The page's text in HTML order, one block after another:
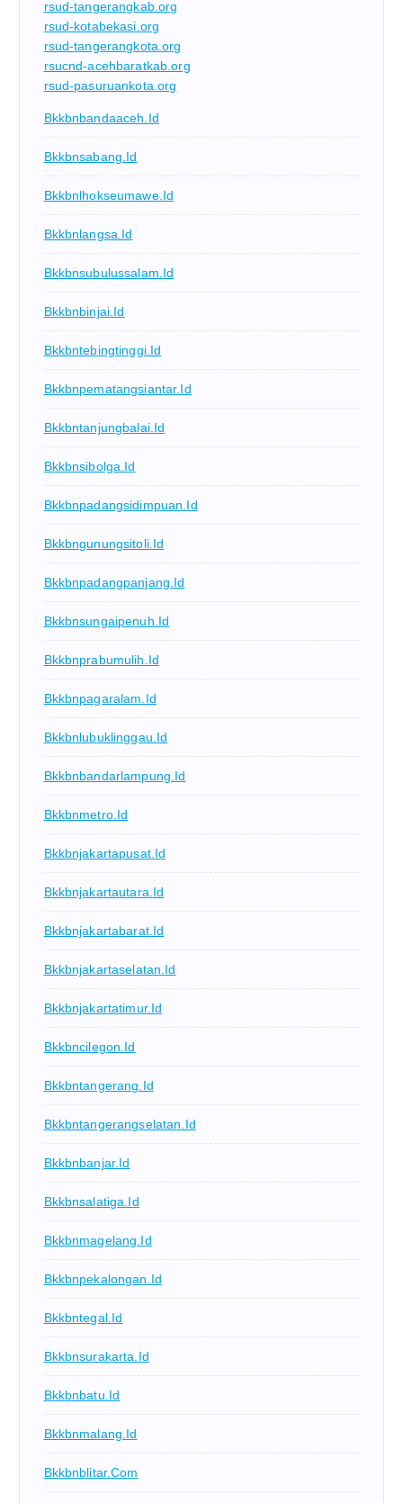
rsud-tangerangkab.org
rsud-kotabekasi.org
rsud-tangerangkota.org
rsucnd-acehbaratkab.org
rsud-pasuruankota.org
Bkkbnbandaaceh.id
Bkkbnsabang.id
Bkkbnlhokseumawe.id
Bkkbnlangsa.id
Bkkbnsubulussalam.id
Bkkbnbinjai.id
Bkkbntebingtinggi.id
Bkkbnpematangsiantar.id
Bkkbntanjungbalai.id
Bkkbnsibolga.id
Bkkbnpadangsidimpuan.id
Bkkbngunungsitoli.id
Bkkbnpadangpanjang.id
Bkkbnsungaipenuh.id
Bkkbnprabumulih.id
Bkkbnpagaralam.id
Bkkbnlubuklinggau.id
Bkkbnbandarlampung.id
Bkkbnmetro.id
Bkkbnjakartapusat.id
Bkkbnjakartautara.id
Bkkbnjakartabarat.id
Bkkbnjakartaselatan.id
Bkkbnjakartatimur.id
Bkkbncilegon.id
Bkkbntangerang.id
Bkkbntangerangselatan.id
Bkkbnbanjar.id
Bkkbnsalatiga.id
Bkkbnmagelang.id
Bkkbnpekalongan.id
Bkkbntegal.id
Bkkbnsurakarta.id
Bkkbnbatu.id
Bkkbnmalang.id
Bkkbnblitar.com